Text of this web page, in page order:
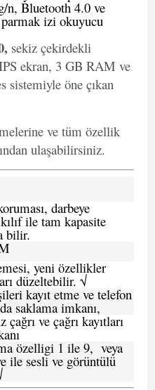
n, Bluetooth 4.0 ve
izi okuyucu
sekiz çekirdekli
ekran, 3 GB RAM ve
sistemiyle öne çıkan
ve tüm özellik
ulaşabilirsiniz.
darbeye
ile tam kapasite
bilir.
yeni özellikler
düzeltebilir. √
kayıt etme ve telefon
saklama imkanı,
çağrı ve çağrı kayıtları
özelligi 1 ile 9, veya
ile sesli ve görüntülü